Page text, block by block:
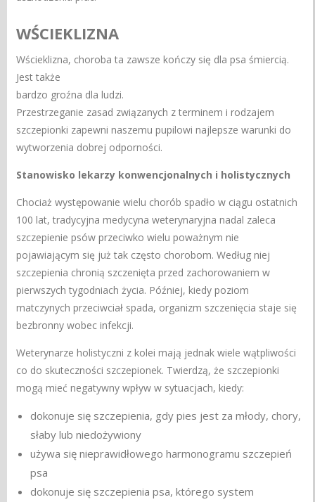
WŚCIEKLIZNA
Wścieklizna, choroba ta zawsze kończy się dla psa śmiercią.
Jest także
bardzo groźna dla ludzi.
Przestrzeganie zasad związanych z terminem i rodzajem
szczepionki zapewni naszemu pupilowi najlepsze warunki do
wytworzenia dobrej odporności.
Stanowisko lekarzy konwencjonalnych i holistycznych
Chociaż występowanie wielu chorób spadło w ciągu ostatnich
100 lat, tradycyjna medycyna weterynaryjna nadal zaleca
szczepienie psów przeciwko wielu poważnym nie
pojawiającym się już tak często chorobom. Według niej
szczepienia chronią szczenięta przed zachorowaniem w
pierwszych tygodniach życia. Później, kiedy poziom
matczynych przeciwciał spada, organizm szczenięcia staje się
bezbronny wobec infekcji.
Weterynarze holistyczni z kolei mają jednak wiele wątpliwości
co do skuteczności szczepionek. Twierdzą, że szczepionki
mogą mieć negatywny wpływ w sytuacjach, kiedy:
dokonuje się szczepienia, gdy pies jest za młody, chory,
słaby lub niedożywiony
używa się nieprawidłowego harmonogramu szczepień
psa
dokonuje się szczepienia psa, którego system